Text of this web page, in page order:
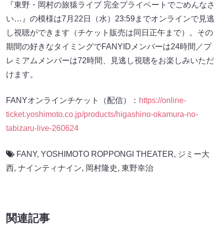
『東野・岡村の旅猿ライブ 完全プライベートでごめんなさ
い…』の模様は7月22日（水）23:59までオンラインで見逃
し視聴ができます（チケット販売は同日正午まで）。その
期間の好きなタイミングでFANYIDメンバーは24時間／プ
レミアムメンバーは72時間、見逃し視聴をお楽しみいただ
けます。
FANYオンラインチケット（配信）： https://online-
ticket.yoshimoto.co.jp/products/higashino-okamura-no-
tabizaru-live-260624
FANY, YOSHIMOTO ROPPONGI THEATER, ジミー大
西, ナインティナイン, 岡村隆史, 東野幸治
関連記事